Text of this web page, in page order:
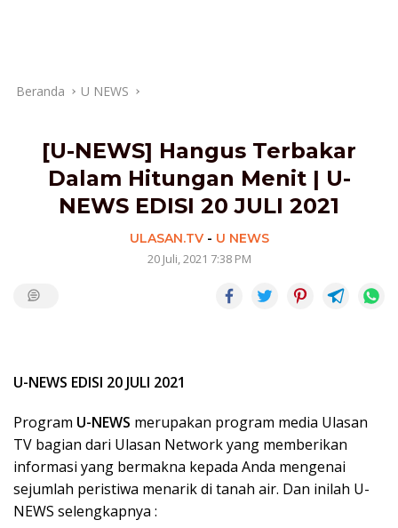
Beranda U NEWS
[U-NEWS] Hangus Terbakar
Dalam Hitungan Menit | U-
NEWS EDISI 20 JULI 2021
ULASAN.TV- U NEWS
20 Juli, 2021 7:38 PM
U-NEWS EDISI 20 JULI 2021
Program U-NEWS merupakan program media Ulasan
TV bagian dari Ulasan Network yang memberikan
informasi yang bermakna kepada Anda mengenai
sejumlah peristiwa menarik di tanah air. Dan inilah U-
NEWS selengkapnya :